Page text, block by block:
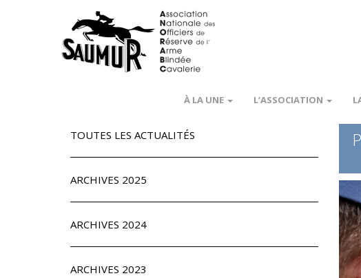
À LA UNE L’ASSOCIATION
TOUTES LES ACTUALITÉS
ARCHIVES 2025
ARCHIVES 2024
ARCHIVES 2023